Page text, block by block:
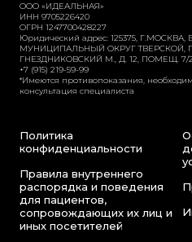
ООО «ИДЕАЛЬНАЯ»
ИНН 9705226420
ОГРН 1247700428227
Юридический адрес: 125375, Г.МОСКВА,
МУНИЦИПАЛЬНЫЙ ОКРУГ ТВЕРСКОЙ,
ГНЕЗДНИКОВСКИЙ М., Д. 12, ПОМЕЩ. 7/2
+7 (915) 219-59-99
*Имеются противопоказания,
консультация специалиста
Политика
конфиденциальности
Правила внутреннего
распорядка и поведения
для пациентов,
сопровождающих их лиц и
иных посетителей